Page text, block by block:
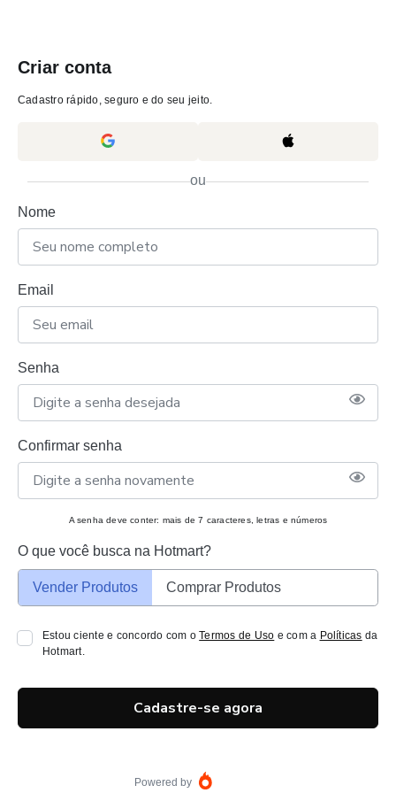
Criar conta
Cadastro rápido, seguro e do seu jeito.
ou
Nome
Email
Senha
Confirmar senha
A senha deve conter: mais de 7 caracteres, letras e números
O que você busca na Hotmart?
Vender Produtos Comprar Produtos
Estou ciente e concordo com oTermos de Uso e com a Políticas da
Hotmart.
Cadastre-se agora
Powered by